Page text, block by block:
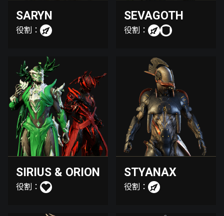
SARYN
役割：
SEVAGOTH
役割：
SIRIUS & ORION
役割：
STYANAX
役割：